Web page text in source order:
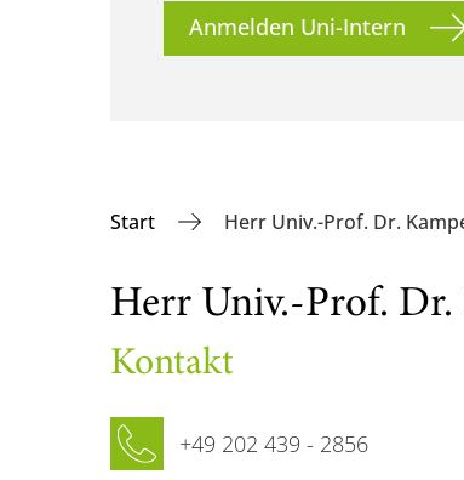
Anmelden Uni-Intern
Start Herr Univ.-Prof. Dr.
Herr Univ.-Prof.
Kontakt
Telefon
+49 202 439 - 2856